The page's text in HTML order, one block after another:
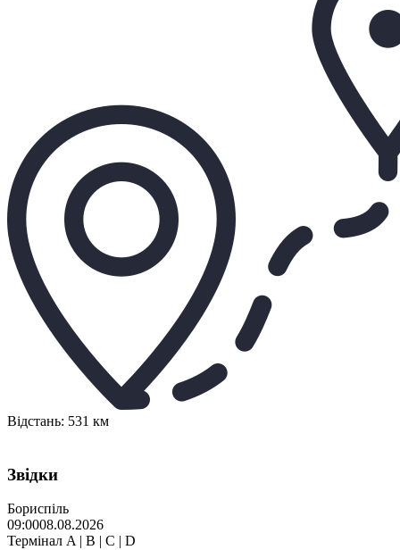
Відстань: 531 км
Звідки
Бориспіль
09:0008.08.2026
Термінал A | B | C | D